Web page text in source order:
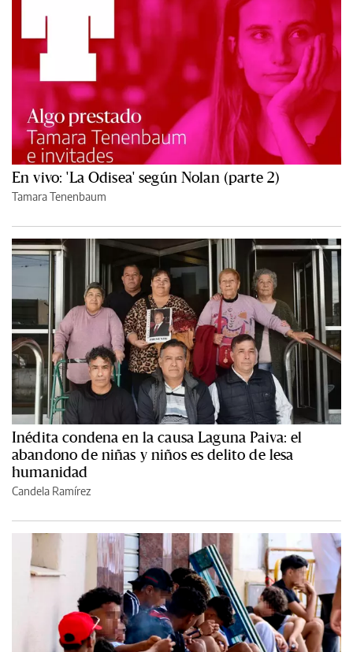
En vivo: 'La Odisea' según Nolan (parte 2)
Tamara Tenenbaum
Inédita condena en la causa Laguna Paiva: el
abandono de niñas y niños es delito de lesa
humanidad
Candela Ramírez